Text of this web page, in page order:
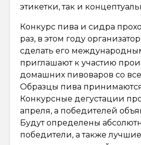
этикетки, так и
Конкурс пива и сидра
раз, в этом году
сделать его
приглашают к участию
домашних пивоваров со
Образцы пива
Конкурсные дегустации
апреля, а победителей
Будут определены
победители, а также